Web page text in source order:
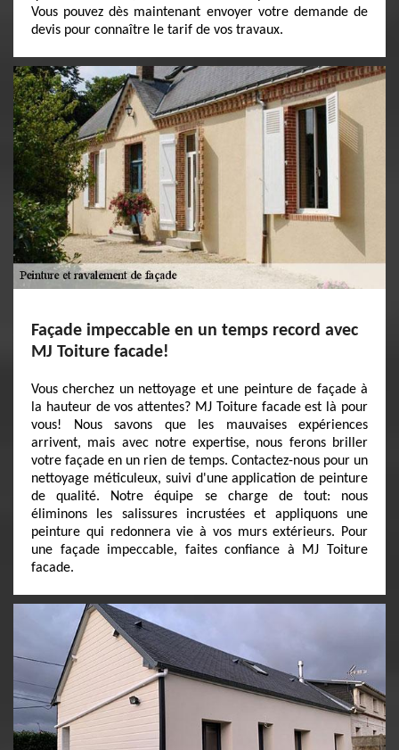
Vous pouvez dès maintenant envoyer votre demande de
devis pour connaître le tarif de vos travaux.
Façade impeccable en un temps record avec
MJ Toiture facade!
Vous cherchez un nettoyage et une peinture de façade à
la hauteur de vos attentes? MJ Toiture facade est là pour
vous! Nous savons que les mauvaises expériences
arrivent, mais avec notre expertise, nous ferons briller
votre façade en un rien de temps. Contactez-nous pour un
nettoyage méticuleux, suivi d'une application de peinture
de qualité. Notre équipe se charge de tout: nous
éliminons les salissures incrustées et appliquons une
peinture qui redonnera vie à vos murs extérieurs. Pour
une façade impeccable, faites confiance à MJ Toiture
facade.